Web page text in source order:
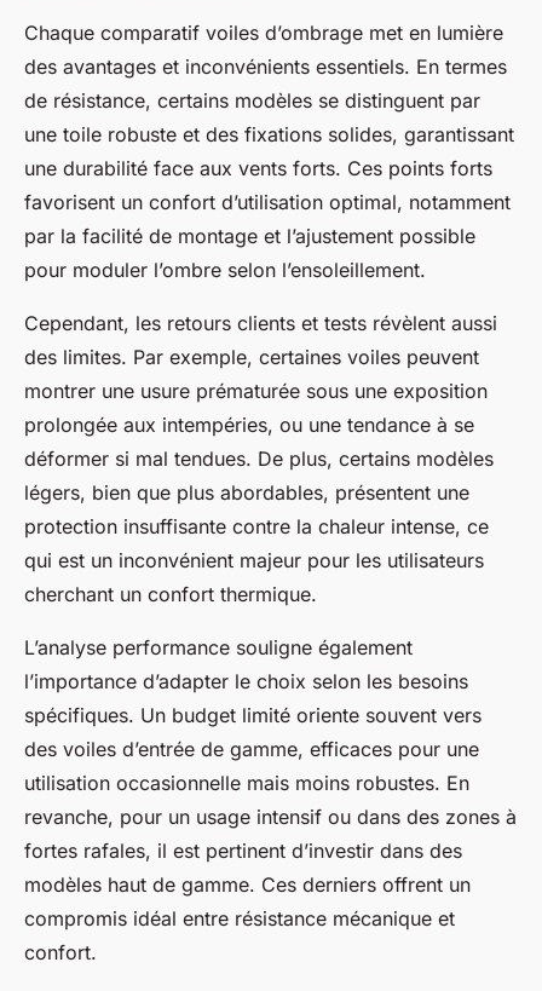
Chaque comparatif voiles d’ombrage met en lumière
des avantages et inconvénients essentiels. En termes
de résistance, certains modèles se distinguent par
une toile robuste et des fixations solides, garantissant
une durabilité face aux vents forts. Ces points forts
favorisent un confort d’utilisation optimal, notamment
par la facilité de montage et l’ajustement possible
pour moduler l’ombre selon l’ensoleillement.
Cependant, les retours clients et tests révèlent aussi
des limites. Par exemple, certaines voiles peuvent
montrer une usure prématurée sous une exposition
prolongée aux intempéries, ou une tendance à se
déformer si mal tendues. De plus, certains modèles
légers, bien que plus abordables, présentent une
protection insuffisante contre la chaleur intense, ce
qui est un inconvénient majeur pour les utilisateurs
cherchant un confort thermique.
L’analyse performance souligne également
l’importance d’adapter le choix selon les besoins
spécifiques. Un budget limité oriente souvent vers
des voiles d’entrée de gamme, efficaces pour une
utilisation occasionnelle mais moins robustes. En
revanche, pour un usage intensif ou dans des zones à
fortes rafales, il est pertinent d’investir dans des
modèles haut de gamme. Ces derniers offrent un
compromis idéal entre résistance mécanique et
confort.